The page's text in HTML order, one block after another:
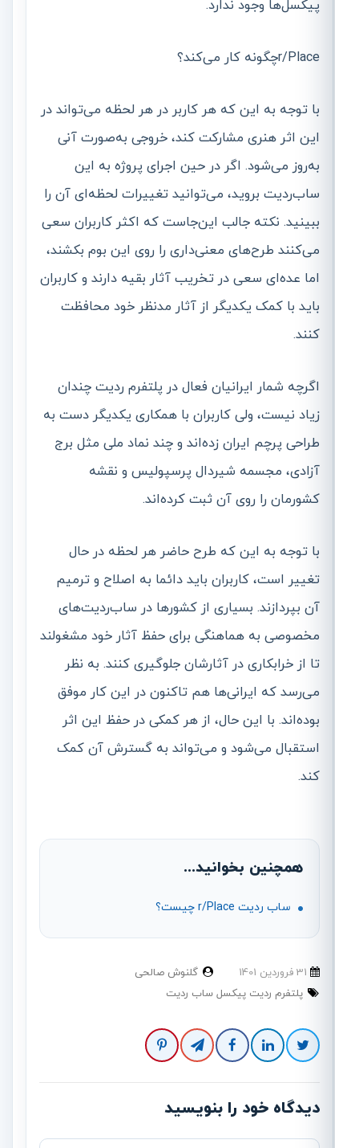
پیکسل‌ها وجود ندارد.
r/Placeچگونه کار می‌کند؟
با توجه به این که هر کاربر در هر لحظه می‌تواند در
این اثر هنری مشارکت کند، خروجی به‌صورت آنی
به‌روز می‌شود. اگر در حین اجرای پروژه به این
ساب‌ردیت بروید، می‌توانید تغییرات لحظه‌ای آن را
ببینید. نکته جالب این‌جاست که اکثر کاربران سعی
می‌کنند طرح‌های معنی‌داری را روی این بوم بکشند،
اما عده‌ای سعی در تخریب آثار بقیه دارند و کاربران
باید با کمک یکدیگر از آثار مدنظر خود محافظت
کنند.
اگرچه شمار ایرانیان فعال در پلتفرم ردیت چندان
زیاد نیست، ولی کاربران با همکاری یکدیگر دست به
طراحی پرچم ایران زده‌اند و چند نماد ملی مثل برج
آزادی، مجسمه شیردال پرسپولیس و نقشه
کشورمان را روی آن ثبت کرده‌اند.
با توجه به این که طرح حاضر هر لحظه در حال
تغییر است، کاربران باید دائما به اصلاح و ترمیم
آن بپردازند. بسیاری از کشورها در ساب‌ردیت‌های
مخصوصی به هماهنگی برای حفظ آثار خود مشغولند
تا از خرابکاری در آثارشان جلوگیری کنند. به نظر
می‌رسد که ایرانی‌ها هم تاکنون در این کار موفق
بوده‌اند. با این حال، از هر کمکی در حفظ این اثر
استقبال می‌شود و می‌تواند به گسترش آن کمک
کند.
همچنین بخوانید...
ساب ردیت r/Place چیست؟
گلنوش صالحی
پلتفرم ردیت پیکسل ساب ردیت
دیدگاه خود را بنویسید